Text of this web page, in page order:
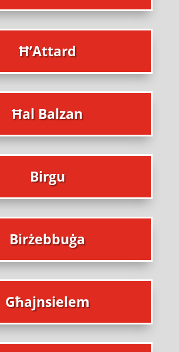
Ħ’Attard
Ħal Balzan
Birgu
Birżebbuġa
Għajnsielem